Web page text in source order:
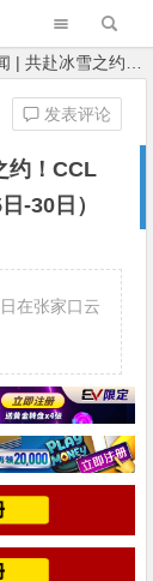
扑克大赛赛事发布（11月25日-30日）
约！CCL
-30日）
发表评论
在张家口云